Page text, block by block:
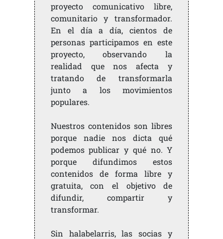
proyecto comunicativo libre,
comunitario y transformador.
En el día a día, cientos de
personas participamos en este
proyecto, observando la
realidad que nos afecta y
tratando de transformarla
junto a los movimientos
populares.
Nuestros contenidos son libres
porque nadie nos dicta qué
podemos publicar y qué no. Y
porque difundimos estos
contenidos de forma libre y
gratuita, con el objetivo de
difundir, compartir y
transformar.
Sin halabelarris, las socias y